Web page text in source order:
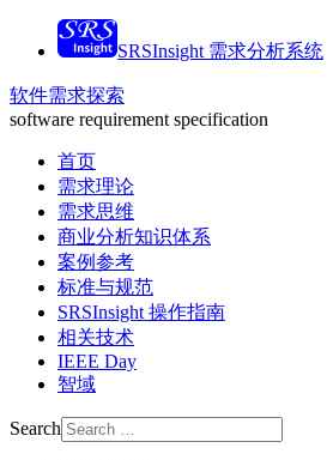
SRSInsight 需求分析系统
软件需求探索
software requirement specification
首页
需求理论
需求思维
商业分析知识体系
案例参考
标准与规范
SRSInsight 操作指南
相关技术
IEEE Day
智域
Search